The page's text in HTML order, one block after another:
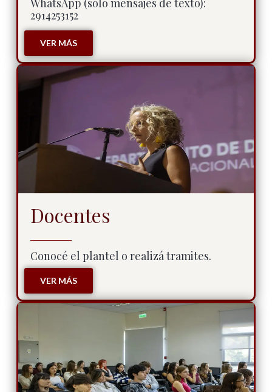
2914253152
VER MÁS
Docentes
Conocé el plantel o realizá tramites.
VER MÁS